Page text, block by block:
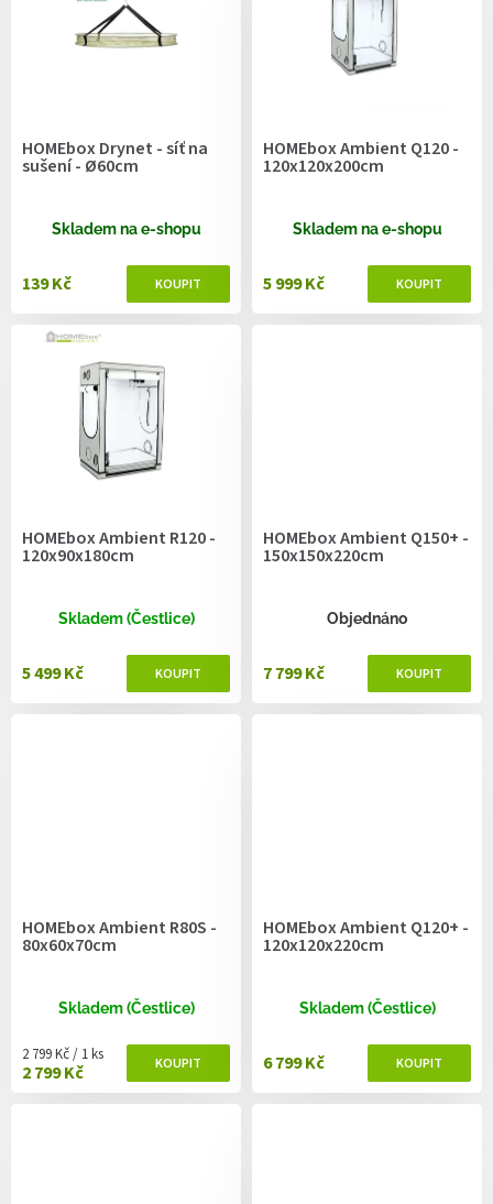
HOMEbox Drynet - síť na
sušení - Ø60cm
Skladem na e-shopu
139 Kč
HOMEbox Ambient Q120 -
120x120x200cm
Skladem na e-shopu
5 999 Kč
HOMEbox Ambient R120 -
120x90x180cm
Skladem (Čestlice)
5 499 Kč
HOMEbox Ambient Q150+ -
150x150x220cm
Objednáno
7 799 Kč
HOMEbox Ambient R80S -
80x60x70cm
Skladem (Čestlice)
2 799 Kč
Měrná cena:
2 799 Kč / 1 ks
HOMEbox Ambient Q120+ -
120x120x220cm
Skladem (Čestlice)
6 799 Kč